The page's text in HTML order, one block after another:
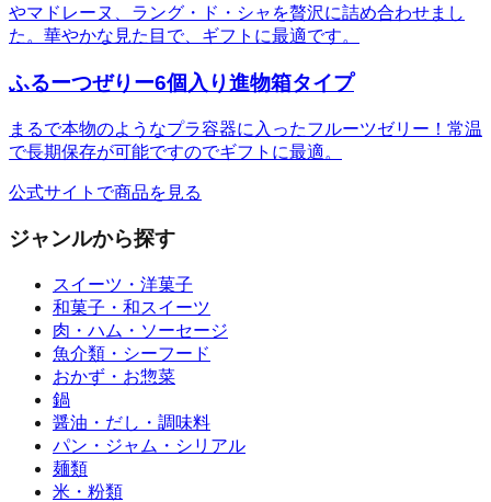
やマドレーヌ、ラング・ド・シャを贅沢に詰め合わせまし
た。華やかな見た目で、ギフトに最適です。
ふるーつぜりー6個入り進物箱タイプ
まるで本物のようなプラ容器に入ったフルーツゼリー！常温
で長期保存が可能ですのでギフトに最適。
公式サイトで商品を見る
ジャンルから探す
スイーツ・洋菓子
和菓子・和スイーツ
肉・ハム・ソーセージ
魚介類・シーフード
おかず・お惣菜
鍋
醤油・だし・調味料
パン・ジャム・シリアル
麺類
米・粉類